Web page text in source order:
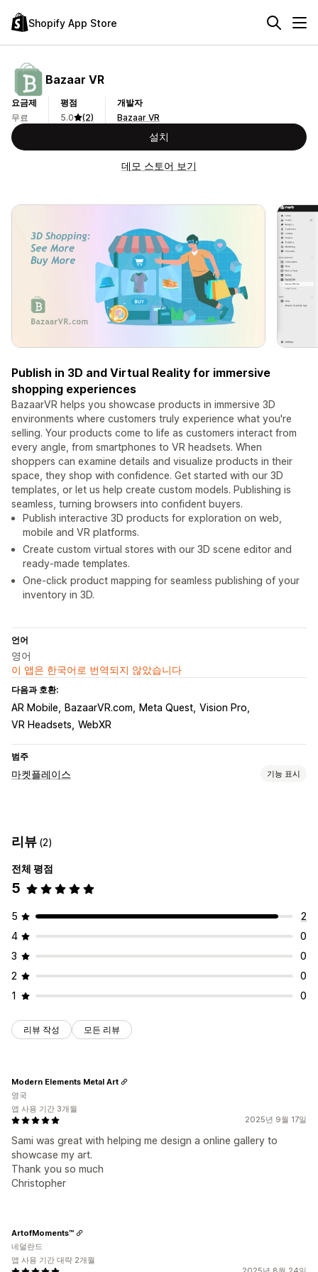
Shopify App Store
Bazaar VR
요금제
무료
평점
5.0
(2)
개발자
Bazaar VR
설치
데모 스토어 보기
Publish in 3D and Virtual Reality for immersive
shopping experiences
BazaarVR helps you showcase products in immersive 3D
environments where customers truly experience what you're
selling. Your products come to life as customers interact from
every angle, from smartphones to VR headsets. When
shoppers can examine details and visualize products in their
space, they shop with confidence. Get started with our 3D
templates, or let us help create custom models. Publishing is
seamless, turning browsers into confident buyers.
Publish interactive 3D products for exploration on web,
mobile and VR platforms.
Create custom virtual stores with our 3D scene editor and
ready-made templates.
One-click product mapping for seamless publishing of your
inventory in 3D.
언어
영어
이 앱은 한국어로 번역되지 않았습니다
다음과 호환:
AR Mobile BazaarVR.com Meta Quest Vision Pro
VR Headsets WebXR
범주
마켓플레이스 기능 표시
리뷰 (2)
전체 평점
5
5
2
4
0
3
0
2
0
1
0
리뷰 작성 모든 리뷰
2025년 9월 17일
Sami was great with helping me design a online gallery to
showcase my art.
Thank you so much
Christopher
Modern Elements Metal Art
영국
앱 사용 기간 3개월
ArtofMoments™
네덜란드
앱 사용 기간 대략 2개월